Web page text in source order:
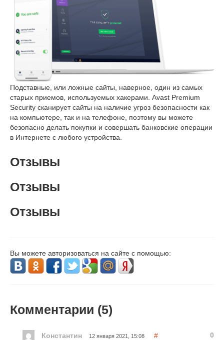
Подставные, или ложные сайты, наверное, один из самых
старых приемов, используемых хакерами. Avast Premium
Security сканирует сайты на наличие угроз безопасности как
на компьютере, так и на телефоне, поэтому вы можете
безопасно делать покупки и совершать банковские операции
в Интернете с любого устройства.
Отзывы
Отзывы
Отзывы
Вы можете авторизоваться на сайте с помощью:
Комментарии (5)
Константин 12 января 2021, 15:08 #
0